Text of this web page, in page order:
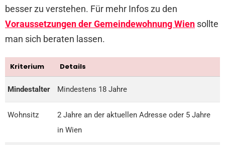
besser zu verstehen. Für mehr Infos zu den
Voraussetzungen der Gemeindewohnung Wien sollte
man sich beraten lassen.
Kriterium Details
Mindestalter Mindestens 18 Jahre
Wohnsitz
2 Jahre an der aktuellen Adresse oder 5 Jahre
in Wien